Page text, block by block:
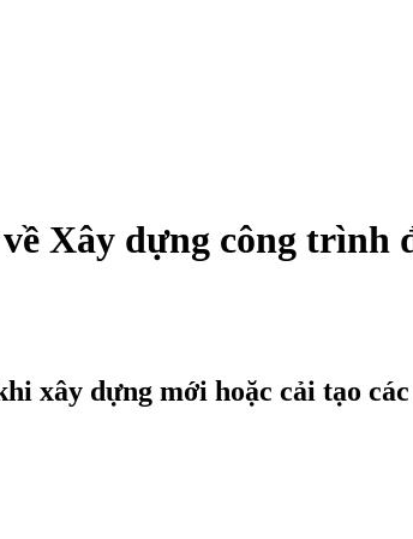
Xây dựng công trình
xây dựng mới hoặc cải tạo